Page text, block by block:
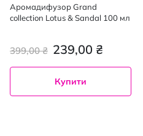
Аромадифузор Grand
collection Lotus & Sandal 100 мл
239,00 ₴
399,00 ₴
Купити